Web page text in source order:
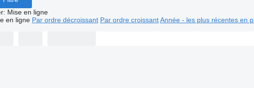
: Mise en ligne
en ligne Par ordre décroissant Par ordre croissant Année - les plus récentes en